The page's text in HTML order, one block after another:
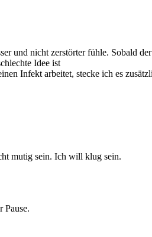
und nicht zerstörter fühle. Sobald
Idee ist
Infekt arbeitet, stecke ich es
mutig sein. Ich will klug sein.
Pause.